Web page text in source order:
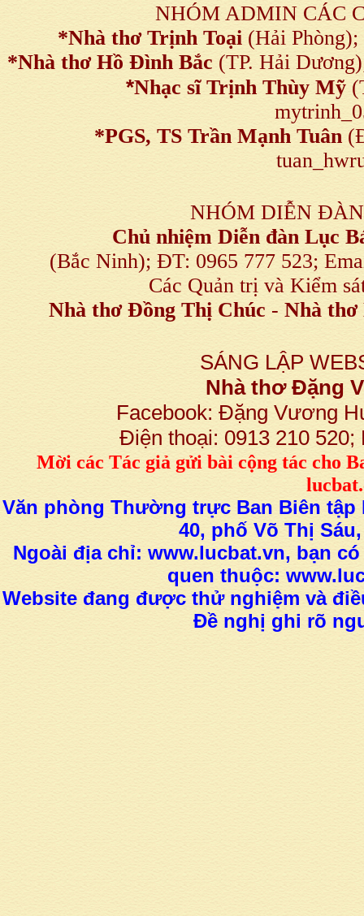
NHÓM ADMIN CÁC
*Nhà thơ Trịnh Toại (Hải
*Nhà thơ Hồ Đình Bắc (TP. Hải
*Nhạc sĩ Trịnh Thùy Mỹ
*PGS, TS Trần Mạnh Tuân
NHÓM DIỄN
Chủ nhiệm Diễn đàn Lục
(Bắc Ninh); ĐT: 0965 777 523;
Các Quản trị và Kiểm
Nhà thơ Đồng Thị Chúc - Nhà thơ
SÁNG LẬP
Nhà thơ Đặng
Facebook: Đặng Vương
Điện thoại: 0913 210
Mời các Tác giả gửi bàicộng tác cho
Văn phòng Thường trực Ban Biên tập
40, phố Võ Thị
Ngoài địa chỉ: www.lucbat.vn, bạn
quen thuộc:
Website đang được thử nghiệm và
Đề nghị ghi rõ